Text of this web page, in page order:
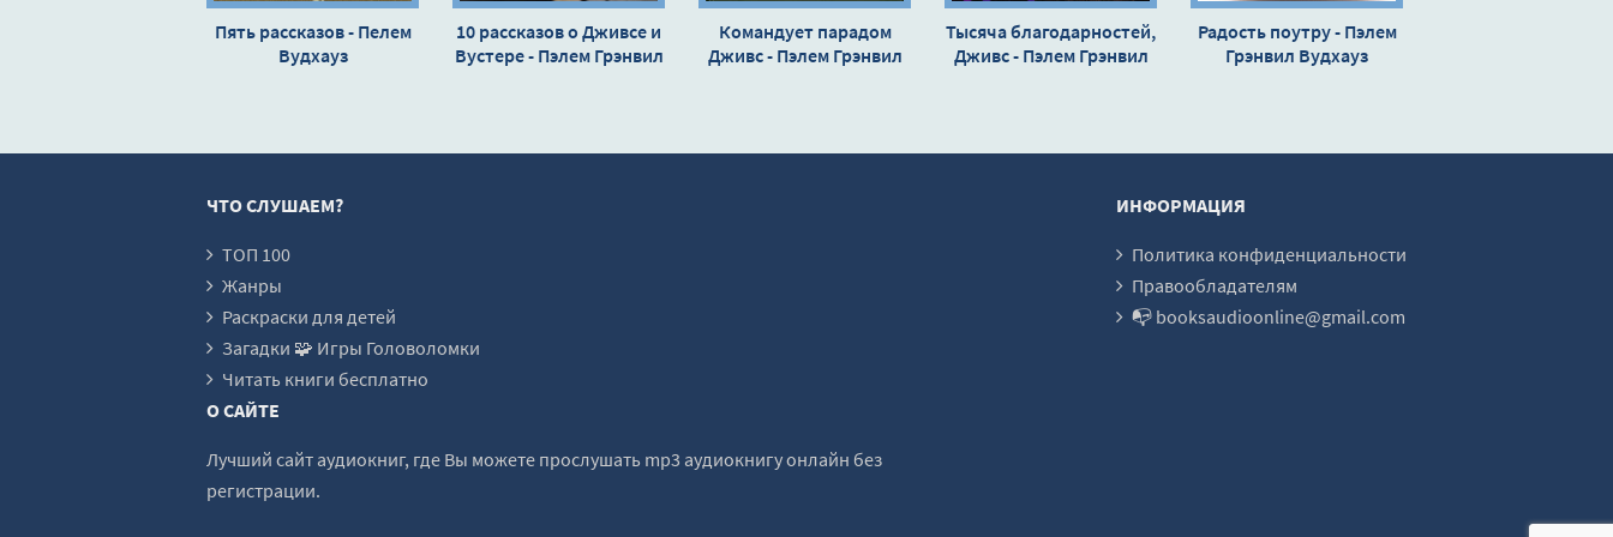
Пять рассказов - Пелем
Вудхауз
10 рассказов о Дживсе и
Вустере - Пэлем Грэнвил
Командует парадом
Дживс - Пэлем Грэнвил
Тысяча благодарностей,
Дживс - Пэлем Грэнвил
Радость поутру - Пэлем
Грэнвил Вудхауз
ЧТО СЛУШАЕМ?
ТОП 100
Жанры
Раскраски для детей
Загадки 🧩 Игры Головоломки
Читать книги бесплатно
ИНФОРМАЦИЯ
Политика конфиденциальности
Правообладателям
📭 booksaudioonline@gmail.com
О САЙТЕ
Лучший сайт аудиокниг, где Вы можете прослушать mp3 аудиокнигу онлайн без
регистрации.